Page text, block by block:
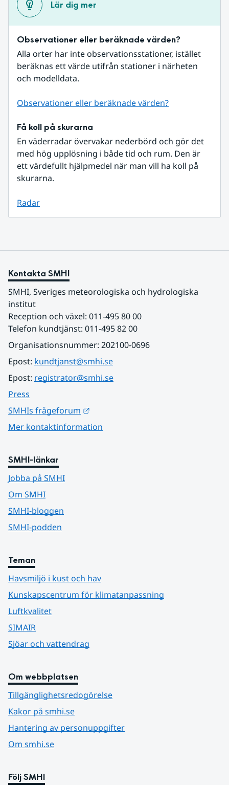
Lär dig mer
Observationer eller beräknade värden?
Alla orter har inte observationsstationer, istället
beräknas ett värde utifrån stationer i närheten
och modelldata.
Observationer eller beräknade värden?
Få koll på skurarna
En väderradar övervakar nederbörd och gör det
med hög upplösning i både tid och rum. Den är
ett värdefullt hjälpmedel när man vill ha koll på
skurarna.
Radar
Kontakta SMHI
SMHI, Sveriges meteorologiska och hydrologiska
institut
Reception och växel: 011-495 80 00
Telefon kundtjänst: 011-495 82 00
Organisationsnummer: 202100-0696
Epost: kundtjanst@smhi.se
Epost: registrator@smhi.se
Press
SMHIs frågeforum
Mer kontaktinformation
SMHI-länkar
Jobba på SMHI
Om SMHI
SMHI-bloggen
SMHI-podden
Teman
Havsmiljö i kust och hav
Kunskapscentrum för klimatanpassning
Luftkvalitet
SIMAIR
Sjöar och vattendrag
Om webbplatsen
Tillgänglighetsredogörelse
Kakor på smhi.se
Hantering av personuppgifter
Om smhi.se
Följ SMHI